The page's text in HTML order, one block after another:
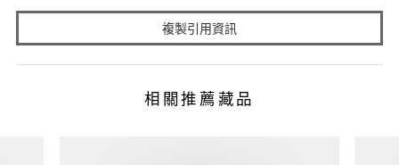
複製引用資訊
相關推薦藏品